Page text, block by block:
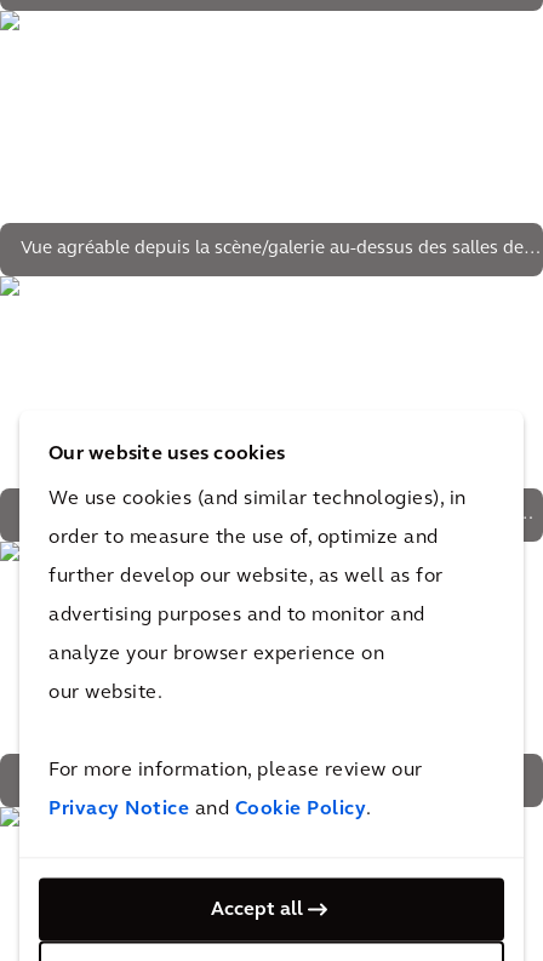
Our website uses cookies
We use cookies (and similar technologies), in
order to measure the use of, optimize and
further develop our website, as well as for
advertising purposes and to monitor and
analyze your browser experience on
our website.
For more information, please review our
Privacy Notice and Cookie Policy.
Accept all
transition fluide entre le paysage et le bâtiment
Vue agréable depuis la scène/galerie au-dessus des salles de
conférence
La résidence de 15 ans a été intégrée et sert désormais de
bureau
L'espace au sol est maintenant de 1 250 m², au lieu des
1 000 m² du programme d'origine